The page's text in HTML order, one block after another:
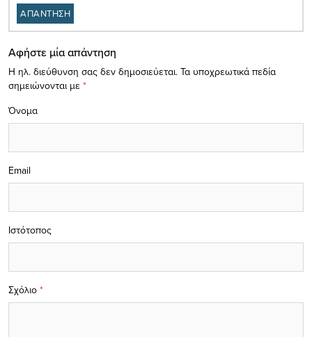
ΑΠΑΝΤΗΣΗ
Αφήστε μία απάντηση
Η ηλ. διεύθυνση σας δεν δημοσιεύεται. Τα υποχρεωτικά πεδία
σημειώνονται με *
Σχόλιο *
Όνομα
Email
Ιστότοπος